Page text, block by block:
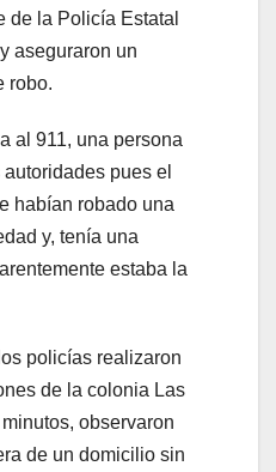
de la Policía Estatal
aseguraron un
robo.
al 911, una persona
pues el
habían robado una
y, tenía una
estaba la
policías realizaron
de la colonia Las
observaron
de un domicilio sin